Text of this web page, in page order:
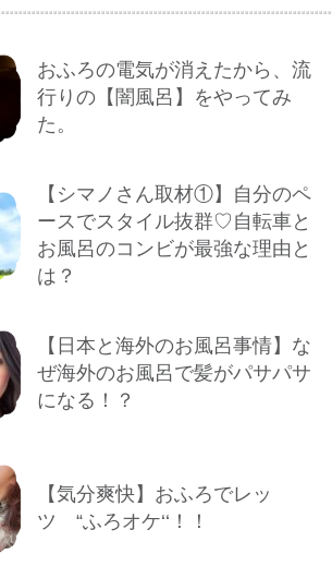
おふろの電気が消えたから、流
行りの【闇風呂】をやってみ
た。
【シマノさん取材①】自分のペ
ースでスタイル抜群♡自転車と
お風呂のコンビが最強な理由と
は？
【日本と海外のお風呂事情】な
ぜ海外のお風呂で髪がパサパサ
になる！？
【気分爽快】おふろでレッ
ツ “ふろオケ‘‘！！